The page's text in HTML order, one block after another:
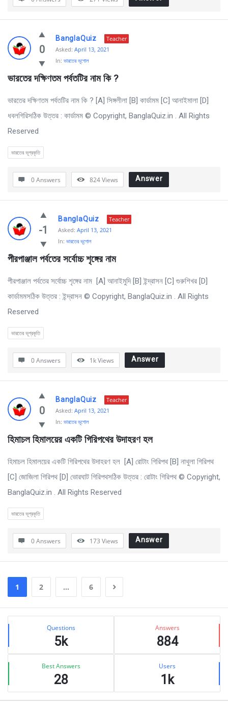
0
BanglaQuiz
Teacher
Asked: April 13, 2021
In: ভারতের ভূগোল
ভারতের দক্ষিণতম পর্বতটির নাম কি ?
ভারতের দক্ষিণতম পর্বতটির নাম কি ? [A] সিঙ্গলীলা [B] কার্ডামম [C] আনাইমালা [D]
ধবলগিরিসঠিক উত্তর : কার্ডামম © Copyright, BanglaQuiz.in . All Rights
Reserved
ভারতের ভূপ্রকৃতি
0 Answers 824Views Answer
-1
BanglaQuiz
Teacher
Asked: April 13, 2021
In: ভারতের ভূগোল
পীরপাঞ্জাল পর্বতের সর্বোচ্চ শৃঙ্গের নাম
পীরপাঞ্জাল পর্বতের সর্বোচ্চ শৃঙ্গের নাম [A] আনাইমুদি [B] ইন্দ্রাসন [C] গুরুশিখর [D]
কার্ডামমসঠিক উত্তর : ইন্দ্রাসন © Copyright, BanglaQuiz.in . All Rights
Reserved
ভারতের ভূপ্রকৃতি
0 Answers 1kViews Answer
0
BanglaQuiz
Teacher
Asked: April 13, 2021
In: ভারতের ভূগোল
হিমাচল হিমালয়ের একটি গিরিপথের উদাহরণ হল
হিমাচল হিমালয়ের একটি গিরিপথের উদাহরণ হল [A] রােটাং গিরিপথ [B] নাথুলা গিরিপথ
[C] জোজিলা গিরিপথ [D] ভােরঘাট গিরিপথসঠিক উত্তর : রােটাং গিরিপথ © Copyright,
BanglaQuiz.in . All Rights Reserved
ভারতের ভূপ্রকৃতি
0 Answers 173 Views Answer
1 2 … 6
Sidebar
Stats Questions
5k
Answers
884
Best Answers
28
Users
1k